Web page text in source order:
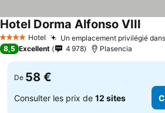
4 Étoiles Hotel Un emplacement privilégié
Hotel Dorma Alfonso VIII
8,5 Excellent 4 978 Plasencia
De 58 €
Consulter les prix de 12 sites